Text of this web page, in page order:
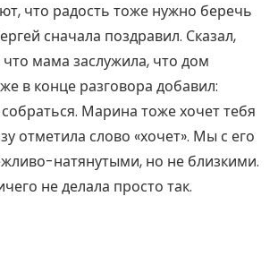
что радость тоже нужно беречь
сначала поздравил. Сказал,
мама заслужила, что дом
в конце разговора добавил:
Марина тоже хочет тебя
отметила слово «хочет». Мы с его
натянутыми, но не близкими.
не делала просто так.